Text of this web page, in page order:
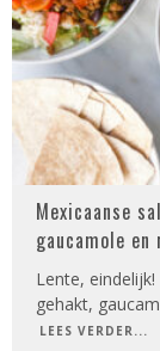
Mexicaanse
gaucamole
Lente,
gehakt,
LEES VERDER...